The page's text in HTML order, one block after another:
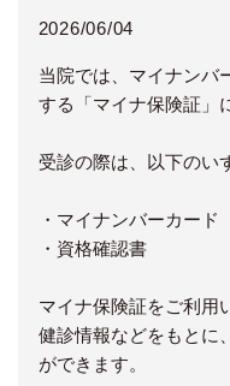
2026/06/04
当院では、マイナンバ
する「マイナ保険証」
受診の際は、以下のい
・マイナンバーカード
・資格確認書
マイナ保険証をご利用
健診情報などをもとに
ができます。